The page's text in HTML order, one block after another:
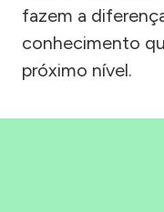
fazem a
conhecimento
próximo nível.